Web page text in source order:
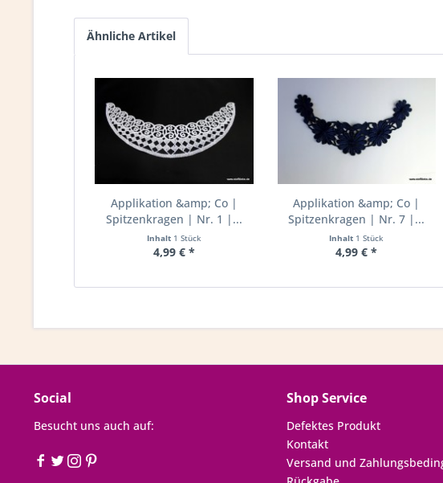
Ähnliche Artikel
Applikation &amp; Co |
Spitzenkragen | Nr. 1 |...
Inhalt 1 Stück
4,99 € *
Applikation &amp; Co |
Spitzenkragen | Nr. 7 |...
Inhalt 1 Stück
4,99 € *
Social
Besucht uns auch auf:
Shop Service
Defektes Produkt
Kontakt
Versand und